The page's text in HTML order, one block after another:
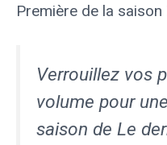
Première de la saison
Verrouillez vos
volume pour
saison de Le